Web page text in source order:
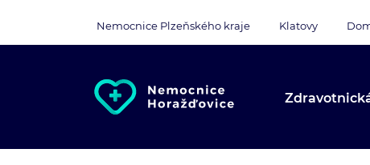
Nemocnice Plzeňského kraje Klatovy